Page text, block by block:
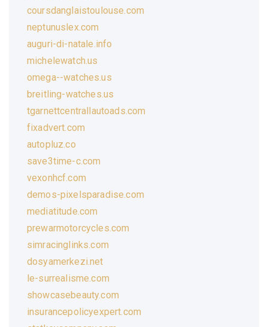
coursdanglaistoulouse.com
neptunuslex.com
auguri-di-natale.info
michelewatch.us
omega--watches.us
breitling-watches.us
tgarnettcentrallautoads.com
fixadvert.com
autopluz.co
save3time-c.com
vexonhcf.com
demos-pixelsparadise.com
mediatitude.com
prewarmotorcycles.com
simracinglinks.com
dosyamerkezi.net
le-surrealisme.com
showcasebeauty.com
insurancepolicyexpert.com